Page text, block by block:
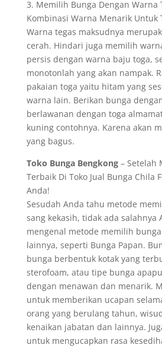
3. Memilih Bunga Dengan Warna
Kombinasi Warna Menarik Untuk
Warna tegas maksudnya
cerah. Hindari juga memilih
persis dengan warna baju toga,
monotonlah yang akan nampak.
pakaian toga yaitu hitam yang
warna lain. Berikan bunga
berlawanan dengan toga
kuning contohnya. Karena akan
yang bagus.
Toko Bunga Bengkong– Setelah
Terbaik Di Toko Jual Bunga Chila
Anda!
Sesudah Anda tahu metode
sang kekasih, tidak ada salahnya
mengenal metode memilih
lainnya, seperti Bunga Papan.
bunga berbentuk kotak yang
sterofoam, atau tipe bunga
dengan menawan dan menarik.
untuk memberikan ucapan
orang yang berulang tahun,
kenaikan jabatan dan lainnya.
untuk mengucapkan rasa